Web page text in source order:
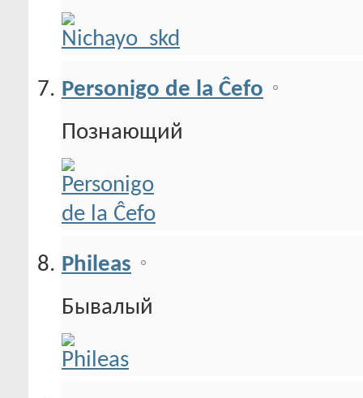
Personigo de la Ĉefo
Познающий
Phileas
Бывалый